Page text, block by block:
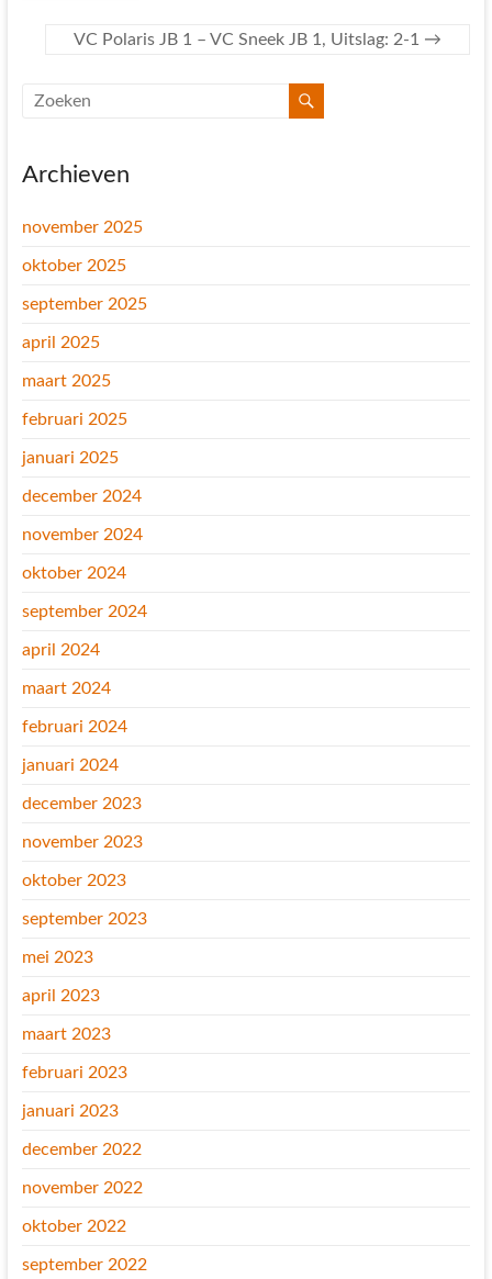
VC Polaris JB 1 – VC Sneek JB 1, Uitslag: 2-1 →
Archieven
november 2025
oktober 2025
september 2025
april 2025
maart 2025
februari 2025
januari 2025
december 2024
november 2024
oktober 2024
september 2024
april 2024
maart 2024
februari 2024
januari 2024
december 2023
november 2023
oktober 2023
september 2023
mei 2023
april 2023
maart 2023
februari 2023
januari 2023
december 2022
november 2022
oktober 2022
september 2022